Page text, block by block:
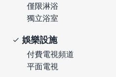
僅限淋浴
獨立浴室
娛樂設施
付費電視頻道
平面電視